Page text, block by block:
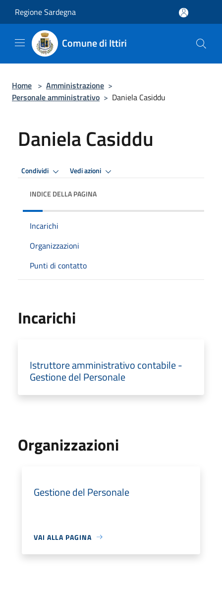
Regione Sardegna
Comune di Ittiri
Home > Amministrazione >
Personale amministrativo > Daniela Casiddu
Daniela Casiddu
Condividi Vedi azioni
INDICE DELLA PAGINA
Incarichi
Organizzazioni
Punti di contatto
Incarichi
Istruttore amministrativo contabile -
Gestione del Personale
Organizzazioni
Gestione del Personale
VAI ALLA PAGINA